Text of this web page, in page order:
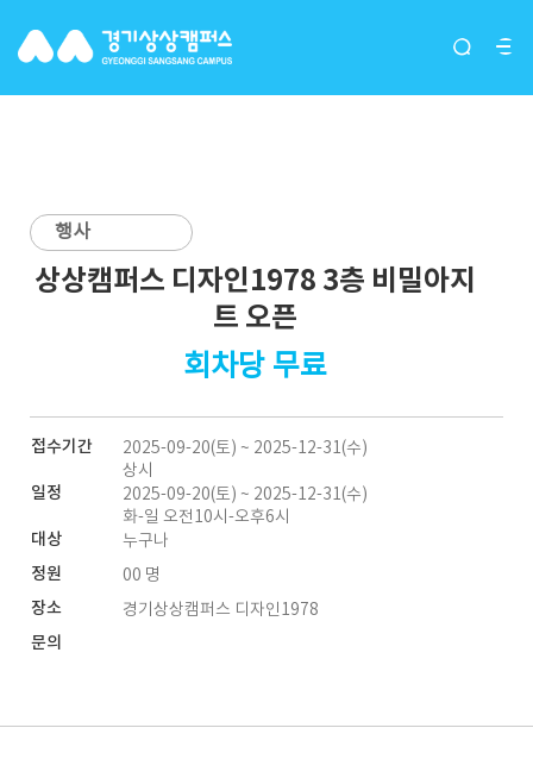
입주단체(그루버)
행사
상상캠퍼스 디자인1978 3층 비밀아지
트 오픈
회차당 무료
접수기간
2025-09-20(토) ~ 2025-12-31(수)
상시
일정
2025-09-20(토) ~ 2025-12-31(수)
화-일 오전10시-오후6시
대상 누구나
정원 00 명
장소 경기상상캠퍼스 디자인1978
문의